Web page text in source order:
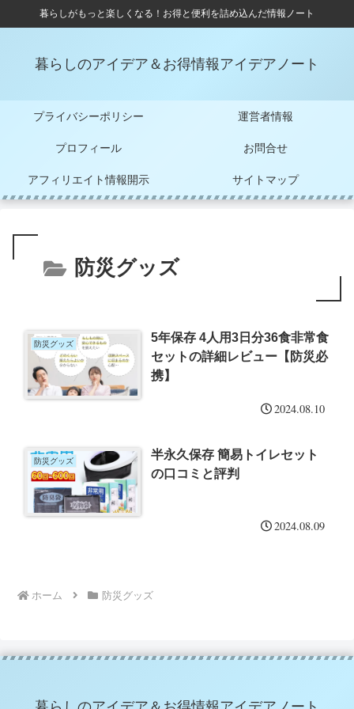
暮らしがもっと楽しくなる！お得と便利を詰め込んだ情報ノート
暮らしのアイデア＆お得情報アイデアノート
プライバシーポリシー 運営者情報
プロフィール お問合せ
アフィリエイト情報開示 サイトマップ
防災グッズ
防災グッズ
5年保存 4人用3日分36食非常食
セットの詳細レビュー【防災必
携】
2024.08.10
防災グッズ
半永久保存 簡易トイレセット
の口コミと評判
2024.08.09
ホーム 防災グッズ